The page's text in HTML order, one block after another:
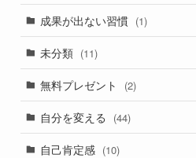
成果が出ない習慣 (1)
未分類 (11)
無料プレゼント (2)
自分を変える (44)
自己肯定感 (10)